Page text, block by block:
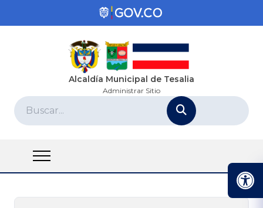
Alcaldía Municipal de Tesalia
Administrar Sitio